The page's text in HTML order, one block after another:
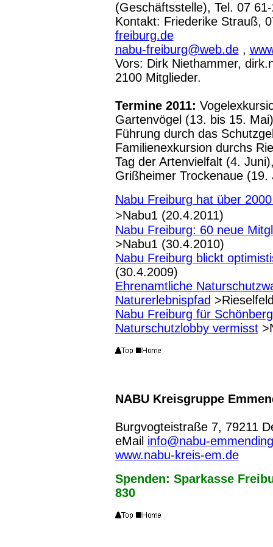
(Geschäftsstelle), Tel. 07
Kontakt: Friederike Strauß,
freiburg.de
nabu-freiburg@web.de,
Vors: Dirk Niethammer,
2100 Mitglieder.
Termine 2011:
Gartenvögel (13. bis 15.
Führung durch das
Familienexkursion durchs
Tag der Artenvielfalt (4.
Grißheimer Trockenaue (19.
Nabu Freiburg hat über
>Nabu1 (20.4.2011)
Nabu Freiburg: 60 neue
>Nabu1 (30.4.2010)
Nabu Freiburg blickt
(30.4.2009)
Ehrenamtliche
Naturerlebnispfad
Nabu Freiburg für
Naturschutzlobby vermisst
NABU Kreisgruppe
Burgvogteistraße 7, 79211
eMail info@nabu-
www.nabu-kreis-em.de
Spenden: Sparkasse
830